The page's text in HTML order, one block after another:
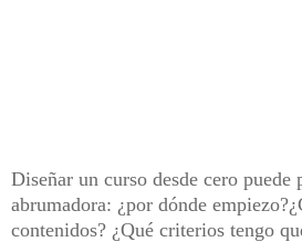
Diseñar un curso desde cero puede
abrumadora: ¿por dónde empiezo?
contenidos? ¿Qué criterios tengo